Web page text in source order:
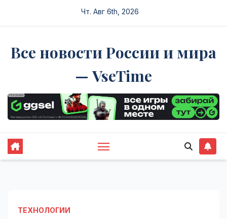
Чт. Авг 6th, 2026
Все новости России и мира
— VseTime
ТЕХНОЛОГИИ